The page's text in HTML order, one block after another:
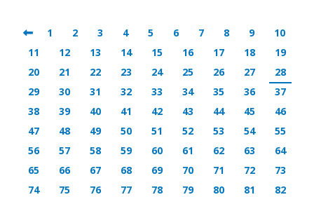
1 2 3 4 5 6 7 8 9
10
11
12 13 14 15 16 17 18
19
20
21 22 23 24 25 26 27
28
29
30 31 32 33 34 35 36
37
38
39 40 41 42 43 44 45
46
47
48 49 50 51 52 53 54
55
56
57 58 59 60 61 62 63
64
65
66 67 68 69 70 71 72
73
74
75 76 77 78 79 80 81
82